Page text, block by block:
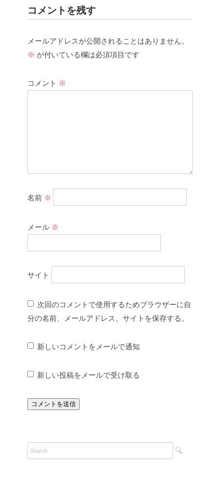
コメントを残す
メールアドレスが公開されることはありません。
※ が付いている欄は必須項目です
コメント ※
名前 ※
メール ※
サイト
次回のコメントで使用するためブラウザーに自
分の名前、メールアドレス、サイトを保存する。
新しいコメントをメールで通知
新しい投稿をメールで受け取る